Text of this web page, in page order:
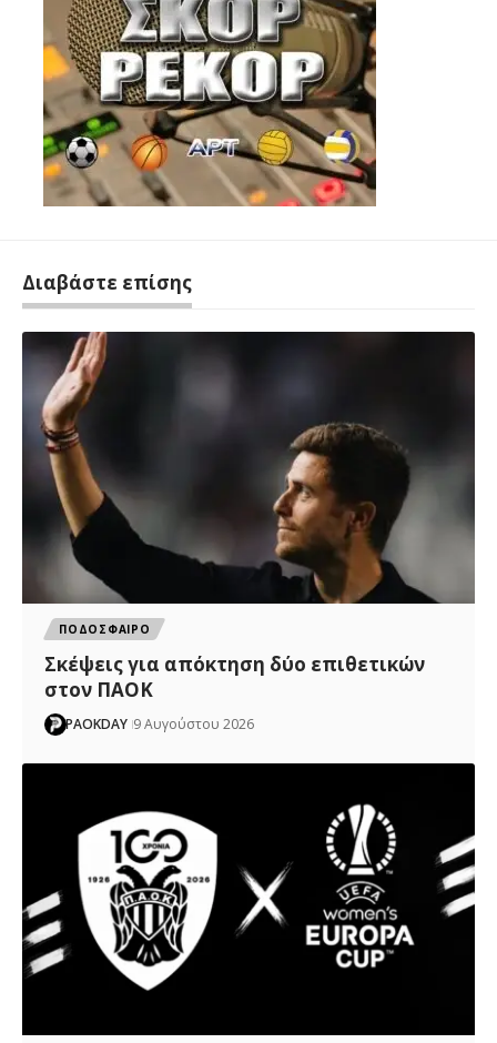
Διαβάστε επίσης
ΠΟΔΟΣΦΑΙΡΟ
Σκέψεις για απόκτηση δύο επιθετικών
στον ΠΑΟΚ
PAOKDAY 9 Αυγούστου 2026